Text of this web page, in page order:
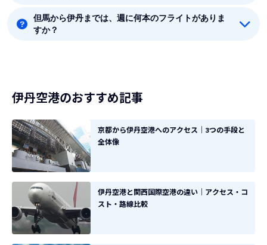
但馬から伊丹まで直行便を出している航空会社は1社あ
ります。
但馬から伊丹までは、週に何本のフライトがありま
すか？
伊丹空港のおすすめ記事
京都から伊丹空港へのアクセス｜3つの手段と
全体像
伊丹空港と関西国際空港の違い｜アクセス・コ
スト・路線比較